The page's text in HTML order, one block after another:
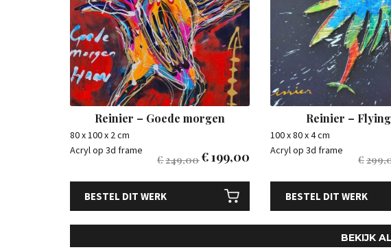
Reinier – Goede morgen
80 x 100 x 2 cm
Acryl op 3d frame
€249,00€199,00
BESTEL DIT WERK
Reinier –
100 x 80 x 4 cm
Acryl op 3d frame
€
BESTEL DIT WERK
BEKIJK